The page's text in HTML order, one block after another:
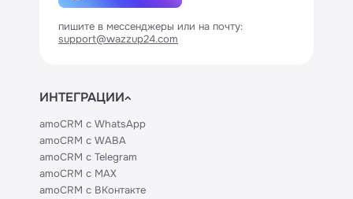
пишите в мессенджеры или на почту:
support@wazzup24.com
ИНТЕГРАЦИИ
amoCRM с WhatsApp
amoCRM с WABA
amoCRM с Telegram
amoCRM с MAX
amoCRM с ВКонтакте